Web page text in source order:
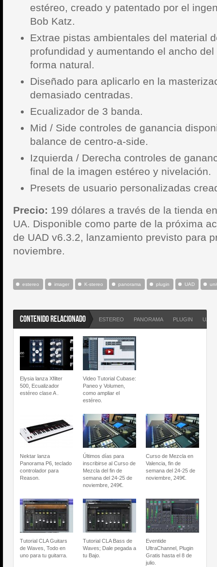
estéreo, creado y patentado por el
Bob Katz.
Extrae pistas ambientales del material
profundidad y aumentando el ancho
forma natural.
Diseñado para aplicarlo en la
demasiado centradas.
Ecualizador de 3 banda.
Mid / Side controles de ganancia
balance de centro-a-side.
Izquierda / Derecha controles de
final de la imagen estéreo y nivelación.
Presets de usuario personalizadas
Precio: 199 dólares a través de la tienda
UA. Disponible como parte de la próxima
de UAD v6.3.2, lanzamiento previsto para
noviembre.
estereo imager K-stereo panorama plugin UAD
CONTENIDO RELACIONADO ESTEREO PANORAMA PLUGIN UAD
Elysia lanza Xfilter
500, Ecualizador
estéreo clase A .
Video Tutorial Cubase:
Paneo y Volumen,
como ampliar el
estéreo.
Nektar lanza
Panorama P6, teclado
controlador para
Reason.
Últimos días para
inscribirse al Curso de
Mezcla del fin de
semana del 24-25 de
noviembre, 249€.
Curso de Mezcla en
Valencia, fin de
semana del 24-25 de
noviembre, 249€.
Tutorial CLA Guitars
de Waves, Todo en
uno para tu guitarra.
Tutorial CLA Bass de
Waves; Dale pegada a
tu Bajo.
Eventide
UltraChannel, Plugin
Gratis hasta el 8 de
julio.